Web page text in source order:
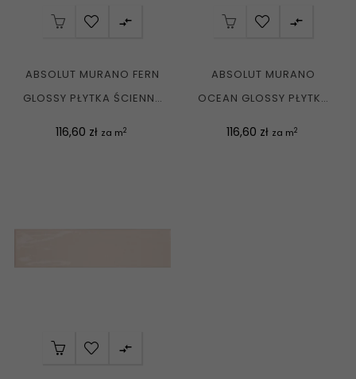

ABSOLUT MURANO FERN
GLOSSY PŁYTKA ŚCIENNA
Cena
116,60 zł za m2

ABSOLUT MURANO
OCEAN GLOSSY PŁYTKA
Cena
116,60 zł za m2
